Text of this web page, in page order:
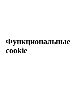
Функциональные
cookie